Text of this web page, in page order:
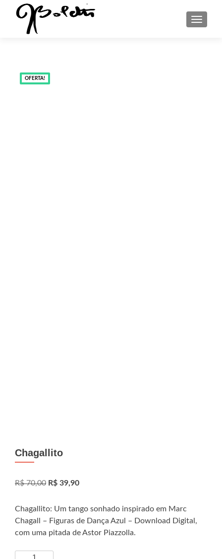
MENU
OFERTA!
Chagallito
R$70,00 O
era:
R$ 70,00.
R$ 39,90O
é:
R$ 39,90.
Chagallito: Um tango sonhado inspirado em Marc
Chagall – Figuras de Dança Azul – Download Digital,
com uma pitada de Astor Piazzolla.
Chagallito